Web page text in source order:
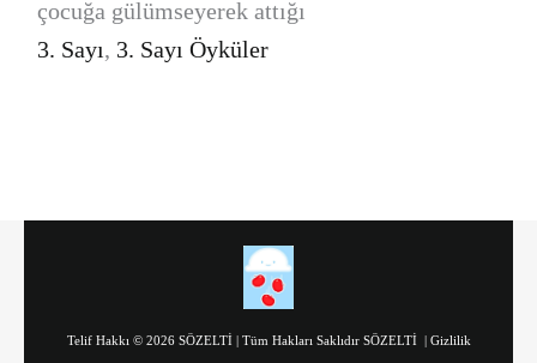
çocuğa gülümseyerek attığı
3. Sayı, 3. Sayı Öyküler
Telif Hakkı © 2026 SÖZELTİ | Tüm Hakları Saklıdır SÖZELTİ | Gizlilik